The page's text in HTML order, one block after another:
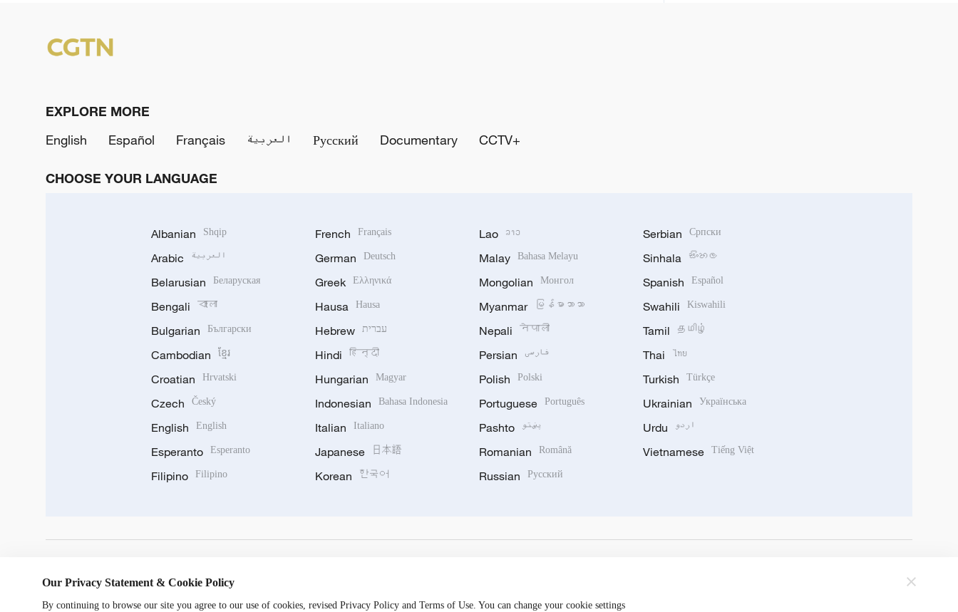
EXPLORE MORE
English
Español Français العربية Русский Documentary CCTV+
CHOOSE YOUR LANGUAGE
Albanian Shqip
Arabic العربية
Belarusian Беларуская
Bengali বাংলা
Bulgarian Български
Cambodian ខ្មែរ
Croatian Hrvatski
Czech Český
English English
Esperanto Esperanto
Filipino Filipino
French Français
German Deutsch
Greek Ελληνικά
Hausa Hausa
Hebrew עברית
Hindi हिन्दी
Hungarian Magyar
Indonesian Bahasa Indonesia
Italian Italiano
Japanese 日本語
Korean 한국어
Lao ລາວ
Malay Bahasa Melayu
Mongolian Монгол
Myanmar မြန်မာဘာသာ
Nepali नेपाली
Persian فارسی
Polish Polski
Portuguese Português
Pashto پښتو
Romanian Română
Russian Русский
Serbian Српски
Sinhala සිංහල
Spanish Español
Swahili Kiswahili
Tamil தமிழ்
Thai ไทย
Turkish Türkçe
Ukrainian Українська
Urdu اردو
Vietnamese Tiếng Việt
Our Privacy Statement & Cookie Policy
By continuing to browse our site you agree to our use of cookies, revised Privacy Policy and Terms of Use. You can change your cookie settings